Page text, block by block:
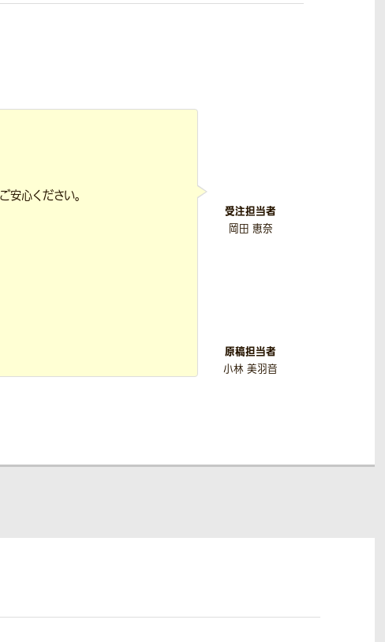
安心ください。
受注担当者
岡田 恵奈
原稿担当者
小林 美羽音